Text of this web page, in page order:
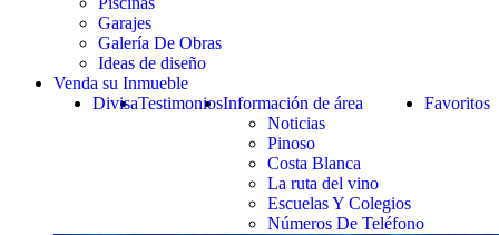
Garajes
Galería De Obras
Ideas de diseño
Venda su Inmueble
Favoritos
Información de área
Noticias
Pinoso
Costa Blanca
La ruta del vino
Escuelas Y Colegios
Números De Teléfono
Testimonios
Divisa